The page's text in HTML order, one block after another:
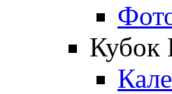
Кубок